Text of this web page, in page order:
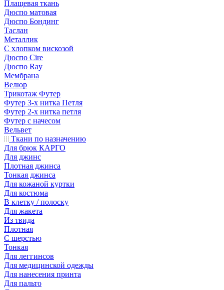
Плащевая ткань
Дюспо матовая
Дюспо Бондинг
Таслан
Металлик
С хлопком вискозой
Дюспо Cire
Дюспо Ray
Мембрана
Велюр
Трикотаж Футер
Футер 3-х нитка Петля
Футер 2-х нитка петля
Футер с начесом
Вельвет
Ткани по назначению
Для брюк КАРГО
Для джинс
Плотная джинса
Тонкая джинса
Для кожаной куртки
Для костюма
В клетку / полоску
Для жакета
Из твида
Плотная
С шерстью
Тонкая
Для леггинсов
Для медицинской одежды
Для нанесения принта
Для пальто